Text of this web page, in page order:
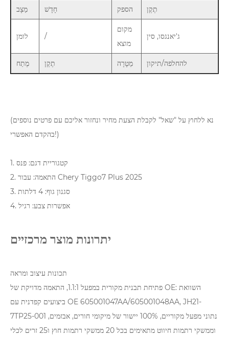
מַצָב חָדָשׁ הספק תֶקֶן
לומן /
מקום
מוצא
ג'יאנגסו, סין
מֶתַח תֶקֶן מַטָרָה להחלפה/תיקון
(נא ללחוץ על "שאל" לקבלת הצעת מחיר ונחזור אליכם עם פרטים נוספים
בהקדם האפשרי!)
1. קטגוריית דגם: פנס
2. התאמה: עבור Chery Tiggo7 Plus 2025
3. סגנון גוף: 4 דלתות
4. אפשרות צבע: רגיל
יתרונות מוצר מרכזיים
תכונות עיצוב ומראה
פתיחת תבנית מקורית במפעל 1.1:1, התאמה מדויקת של OE: השוואת
ביצועים קפדנית עם OE 605001047AA/605001048AA, JH21-
7TP25-001 נתוני מפעל מקוריים, 100% יישור של מיקומי חורים, אבזמים,
וממשקי רתמות חיווט מתאימים בכל 20 ממשקי רתמות חוץ ו25 זרים לכלי